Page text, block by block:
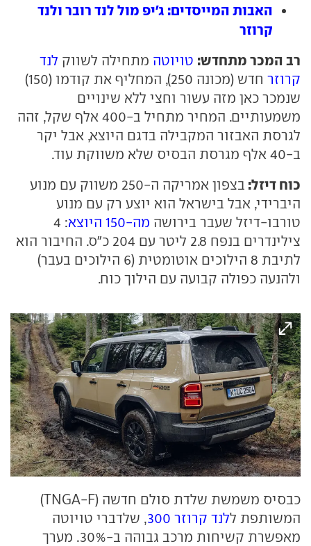
האבות המייסדים: ג'יפ מול לנד רובר ולנד
קרוזר
רב המכר מתחדש: טויוטה מתחילה לשווק לנד
קרוזר
חדש (מכונה 250), המחליף את קודמו (150)
שנמכר כאן מזה עשור וחצי ללא שינויים
משמעותיים. המחיר מתחיל ב-400 אלף שקל, זהה
לגרסת האבזור המקבילה בדגם היוצא, אבל יקר
ב-40 אלף מגרסת הבסיס שלא משווקת עוד.
כוח דיזל:
בצפון אמריקה ה-250 משווק עם מנוע
היברידי, אבל בישראל הוא יוצע רק עם מנוע
טורבו-דיזל שעבר בירושה מה-150 היוצא
: 4
צילינדרים בנפח 2.8 ליטר עם 204 כ"ס. החיבור הוא
לתיבת 8 הילוכים אוטומטית (6 הילוכים בעבר)
ולהנעה כפולה קבועה עם הילוך כוח.
כבסיס משמשת שלדת סולם חדשה (TNGA-F)
המשותפת ללנד קרוזר 300
, שלדברי טויוטה
מאפשרת קשיחות מרכב גבוהה ב-30%. מערך